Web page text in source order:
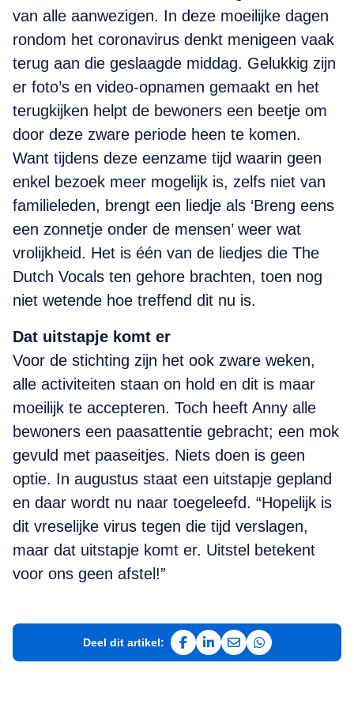
van alle aanwezigen. In deze moeilijke dagen
rondom het coronavirus denkt menigeen vaak
terug aan die geslaagde middag. Gelukkig zijn
er foto’s en video-opnamen gemaakt en het
terugkijken helpt de bewoners een beetje om
door deze zware periode heen te komen.
Want tijdens deze eenzame tijd waarin geen
enkel bezoek meer mogelijk is, zelfs niet van
familieleden, brengt een liedje als ‘Breng eens
een zonnetje onder de mensen’ weer wat
vrolijkheid. Het is één van de liedjes die The
Dutch Vocals ten gehore brachten, toen nog
niet wetende hoe treffend dit nu is.
Dat uitstapje komt er
Voor de stichting zijn het ook zware weken,
alle activiteiten staan on hold en dit is maar
moeilijk te accepteren. Toch heeft Anny alle
bewoners een paasattentie gebracht; een mok
gevuld met paaseitjes. Niets doen is geen
optie. In augustus staat een uitstapje gepland
en daar wordt nu naar toegeleefd. “Hopelijk is
dit vreselijke virus tegen die tijd verslagen,
maar dat uitstapje komt er. Uitstel betekent
voor ons geen afstel!”
Deel dit artikel:
Deel op Facebook
Deel op LinkedIn
Deel via e-mail
Deel via